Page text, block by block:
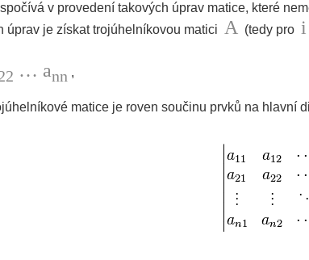
v provedení takových úprav matice, které
úprav je získat trojúhelníkovou matici
A (tedy pro
… ann ,
matice je roven součinu prvků na hlavní